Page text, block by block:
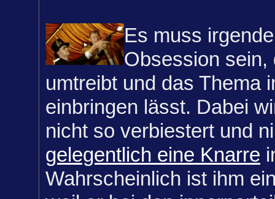
Es muss
Obsession sein,
umtreibt und das Thema
einbringen lässt. Dabei
nicht so verbiestert und
gelegentlich eine Knarre
Wahrscheinlich ist ihm